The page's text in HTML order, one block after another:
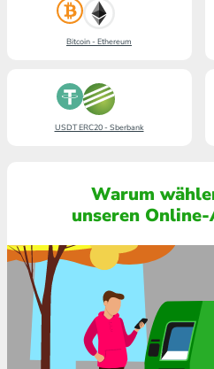
Bitcoin - Ethereum
USDT ERC20 - Sberbank
Warum
unseren